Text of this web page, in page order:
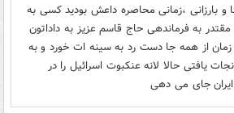
و بارزانی ،زمانی محاصره داعش بودید کسی به
مقتدر به فرماندهی حاج قاسم عزیز به داداتون
زمان از همه جا دست رد به سینه ات خورد و به
یافتی حالا لانه عنکبوت اسرائیل را در
ایران جای می دهی